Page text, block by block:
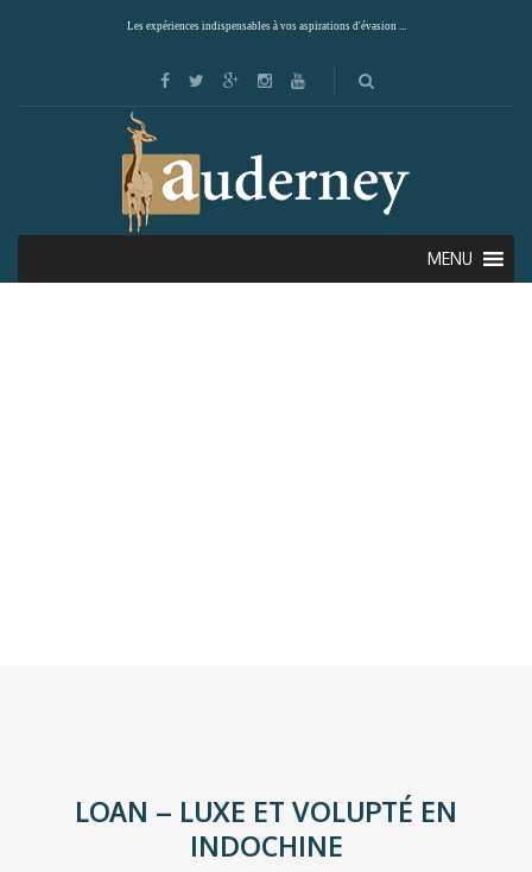
Les expériences indispensables à vos aspirations d'évasion ...
MENU
LOAN – LUXE ET VOLUPTÉ EN
INDOCHINE